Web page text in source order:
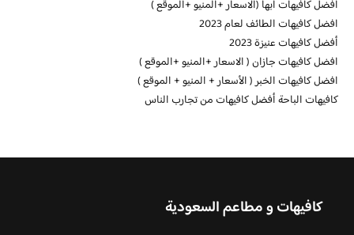
افضل كافيهات ابها (الاسعار +المنيو +الموقع )
افضل كافيهات الطائف لعام 2023
أفضل كافيهات عنيزة 2023
افضل كافيهات جازان ( الاسعار +المنيو +الموقع )
افضل كافيهات الخبر ( الأسعار + المنيو + الموقع )
كافيهات الباحة أفضل كافيهات من تجارب الناس
كافيهات و مطاعم السعودية